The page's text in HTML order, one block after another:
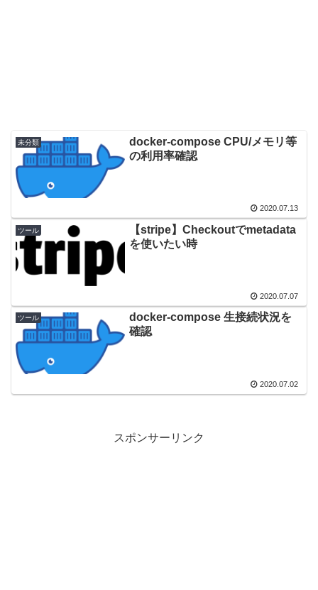
未分類
docker-compose CPU/メモリ等
の利用率確認
2020.07.13
ツール
【stripe】Checkoutでmetadata
を使いたい時
2020.07.07
ツール
docker-compose 生接続状況を
確認
2020.07.02
スポンサーリンク